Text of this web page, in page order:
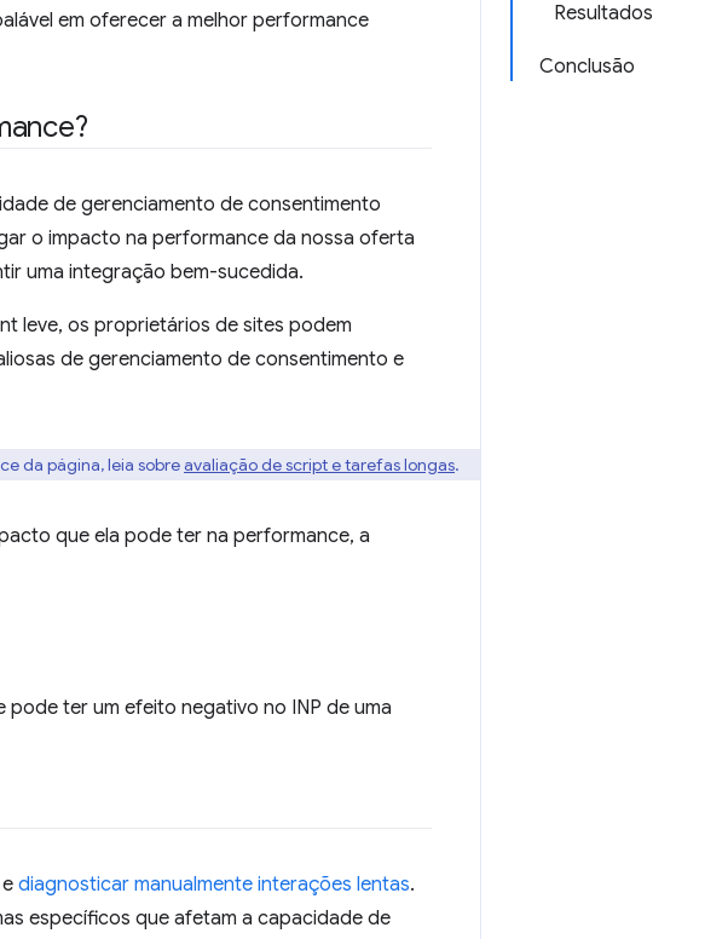
Resultados
Conclusão
em oferecer a melhor performance
de gerenciamento de consentimento
o impacto na performance da nossa oferta
uma integração bem-sucedida.
leve, os proprietários de sites podem
de gerenciamento de consentimento e
da página, leia sobreavaliação de script e tarefas longas.
que ela pode ter na performance, a
pode ter um efeito negativo no INP de uma
diagnosticar manualmente interações lentas.
específicos que afetam a capacidade de